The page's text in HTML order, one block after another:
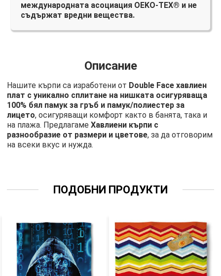
международната асоциация OEKO-TEX® и не
съдържат вредни вещества.
Описание
Нашите кърпи са изработени от Double Face хавлиен
плат с уникално сплитане на нишката осигуряваща
100% бял памук за гръб и памук/полиестер за
лицето, осигуряващи комфорт както в банята, така и
на плажа. ПредлагамеХавлиени кърпи с
разнообразие от размери и цветове, за да отговорим
на всеки вкус и нужда.
ПОДОБНИ ПРОДУКТИ